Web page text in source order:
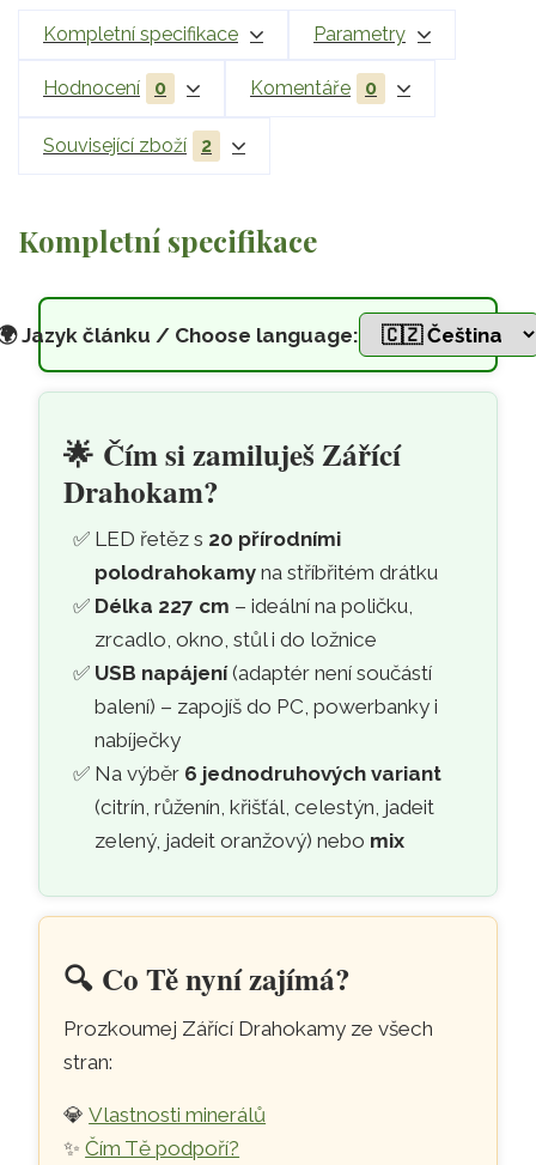
Kompletní specifikace Parametry
Hodnocení 0 Komentáře 0
Související zboží 2
Kompletní specifikace
Jazyk článku / Choose language:
LED řetěz s přírodními
🌟 Čím si zamiluješ Zářící
Drahokam?
LED řetěz s 20 přírodními
polodrahokamyna stříbřitém drátku
Délka 227 cm – ideální na poličku,
zrcadlo, okno, stůl i do ložnice
USB napájení(adaptér není součástí
balení) – zapojíš do PC, powerbanky i
nabíječky
Na výběr 6 jednodruhových variant
(citrín, růženín, křišťál, celestýn, jadeit
zelený, jadeit oranžový) nebo mix
🔍️ Co Tě nyní zajímá?
Prozkoumej Zářící Drahokamy ze všech
stran:
💎Vlastnosti minerálů
✨Čím Tě podpoří?